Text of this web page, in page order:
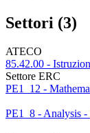
Settori (3)
ATECO
85.42.00 -
Settore ERC
PE1_12 -
PE1_8 - Analysis -